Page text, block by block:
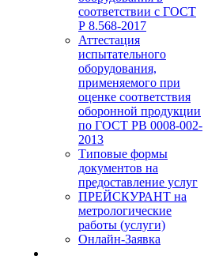
соответствии с ГОСТ
Р 8.568-2017
Аттестация
испытательного
оборудования,
применяемого при
оценке соответствия
оборонной продукции
по ГОСТ РВ 0008-002-
2013
Типовые формы
документов на
предоставление услуг
ПРЕЙСКУРАНТ на
метрологические
работы (услуги)
Онлайн-Заявка